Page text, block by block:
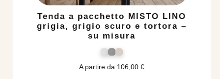
Tenda a pacchetto MISTO LINO
grigia, grigio scuro e tortora –
su misura
A partire da 106,00 €